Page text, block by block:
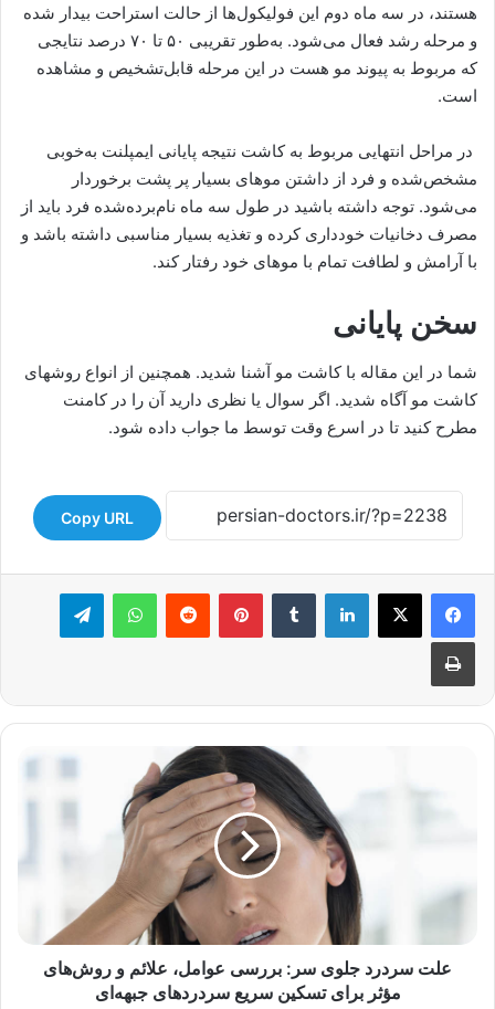
هستند، در سه ماه دوم این فولیکول‌ها از حالت استراحت بیدار شده
و مرحله رشد فعال می‌شود. به‌طور تقریبی ۵۰ تا ۷۰ درصد نتایجی
که مربوط به پیوند مو هست در این مرحله قابل‌تشخیص و مشاهده
است.
در مراحل انتهایی مربوط به کاشت نتیجه پایانی ایمپلنت به‌خوبی
مشخص‌شده و فرد از داشتن موهای بسیار پر پشت برخوردار
می‌شود. توجه داشته باشید در طول سه ماه نام‌برده‌شده فرد باید از
مصرف دخانیات خودداری کرده و تغذیه بسیار مناسبی داشته باشد و
با آرامش و لطافت تمام با موهای خود رفتار کند.
سخن پایانی
شما در این مقاله با کاشت مو آشنا شدید. همچنین از انواع روشهای
کاشت مو آگاه شدید. اگر سوال یا نظری دارید آن را در کامنت
مطرح کنید تا در اسرع وقت توسط ما جواب داده شود.
Copy URL
لینکدین ‫تامبلر ‫پین‌ترست‫رددیت واتس آپ تلگرام
چاپ
علائم
روش‌های
علت سردرد جلوی سر: بررسی عوامل، علائم و روش‌های
مؤثر برای تسکین سریع سردردهای جبهه‌ای